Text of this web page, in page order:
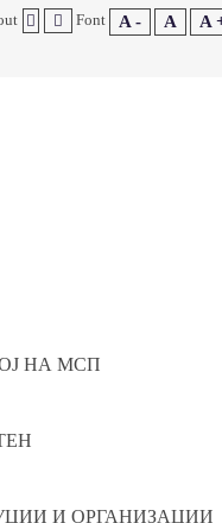
Font A - A A
НА МСП
И ОРГАНИЗАЦИИ